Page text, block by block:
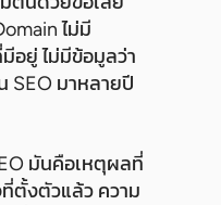
ไม่มี
อยู่ ไม่มีข้อมูลว่า
SEO มาหลายปี
มันคือเหตุผลที่
ที่ตั้งตัวแล้ว ความ